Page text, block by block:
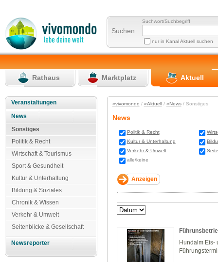
Suchen
Suchwort/Suchbegriff
nur in Kanal Aktuell suchen
Rathaus Marktplatz Aktuell
Veranstaltungen
News
Sonstiges
Politik & Recht
Wirtschaft & Tourismus
Sport & Gesundheit
Kultur & Unterhaltung
Bildung & Soziales
Chronik & Wissen
Verkehr & Umwelt
Seitenblicke & Gesellschaft
Newsreporter
»vivomondo / »Aktuell/ »News/ Sonstiges
News
Politik & Recht
Kultur & Unterhaltung
Verkehr & Umwelt
alle/keine
Hundalm Eis-